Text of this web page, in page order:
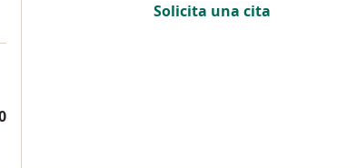
Solicita una cita